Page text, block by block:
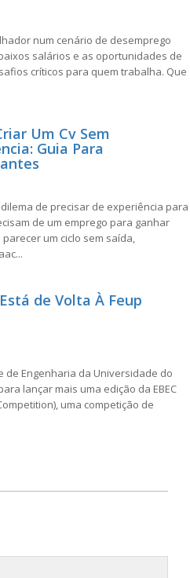
num cenário de desemprego
salários e as oportunidades de
críticos para quem trabalha. Que
Um Cv Sem
Guia Para
de precisar de experiência para
de um emprego para ganhar
um ciclo sem saída,
de Volta À Feup
de Engenharia da Universidade do
lançar mais uma edição da EBEC
uma competição de